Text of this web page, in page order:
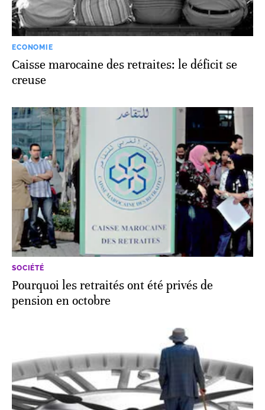
ECONOMIE
Caisse marocaine des retraites: le déficit se
creuse
SOCIÉTÉ
Pourquoi les retraités ont été privés de
pension en octobre